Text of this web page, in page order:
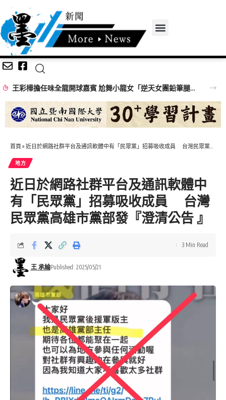
王彩樺擔任味全龍開球嘉賓 尬舞小龍女「逆天女團鉛筆腿」搶鏡
首頁 » 近日於網路社群平台及通訊軟體中有「民眾黨」招募吸收成員 台灣民眾黨高雄市黨部發『澄清公告 』
地方
近日於網路社群平台及通訊軟體中
有「民眾黨」招募吸收成員 台灣
民眾黨高雄市黨部發『澄清公告 』
王 承綸Published: 2025/05/21
3 Min Read